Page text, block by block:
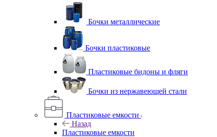
Бочки металлические
Бочки пластиковые
Пластиковые бидоны и фляги
Бочки из нержавеющей стали
Пластиковые емкости
Назад
Пластиковые емкости